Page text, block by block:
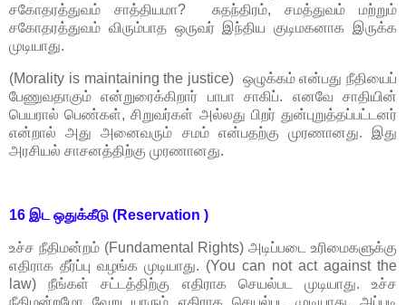
சகோதரத்துவம் சாத்தியமா?சுதந்திரம், சமத்துவம் மற்றும்
சகோதரத்துவம் விரும்பாத ஒருவர் இந்திய குடிமகனாக இருக்க
முடியாது.
(Morality is maintaining the justice) ஒழுக்கம் என்பது நீதியைப்
பேணுவதாகும்என்றுரைக்கிறார் பாபா சாகிப். எனவே சாதியின்
பெயரால் பெண்கள், சிறுவர்கள் அல்லது பிறர் துன்புறுத்தப்பட்டனர்
என்றால் அது அனைவரும் சமம் என்பதற்கு முரணானது. இது
அரசியல் சாசனத்திற்கு முரணானது.
16 இட ஒதுக்கீடு (Reservation )
உச்ச நீதிமன்றம் (Fundamental Rights) அடிப்படை உரிமைகளுக்கு
எதிராக தீர்ப்பு வழங்க முடியாது. (You can not act against the
law) நீங்கள் சட்டத்திற்கு எதிராக செயல்பட முடியாது. உச்ச